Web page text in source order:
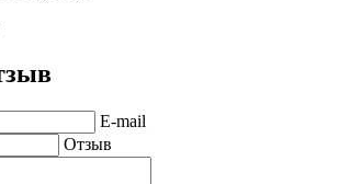
E-mail
Отзыв